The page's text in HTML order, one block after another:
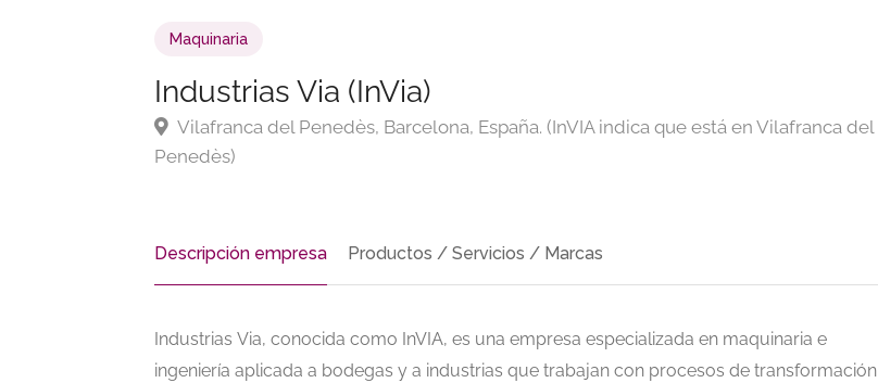
Maquinaria
Industrias Via (InVia)
Vilafranca del Penedès, Barcelona, España. (InVIA indica que está en Vilafranca del
Penedès)
Descripción empresa Productos / Servicios / Marcas
Industrias Via, conocida como InVIA, es una empresa especializada en maquinaria e
ingeniería aplicada a bodegas y a industrias que trabajan con procesos de transformación